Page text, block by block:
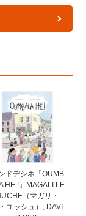
ドデシネ「OUMB
HE !」MAGALI LE
（マガリ・
ユッシュ）, DAVI